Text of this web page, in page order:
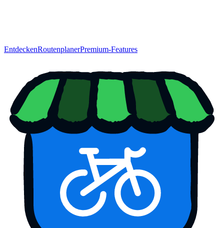
EntdeckenRoutenplanerPremium-Features